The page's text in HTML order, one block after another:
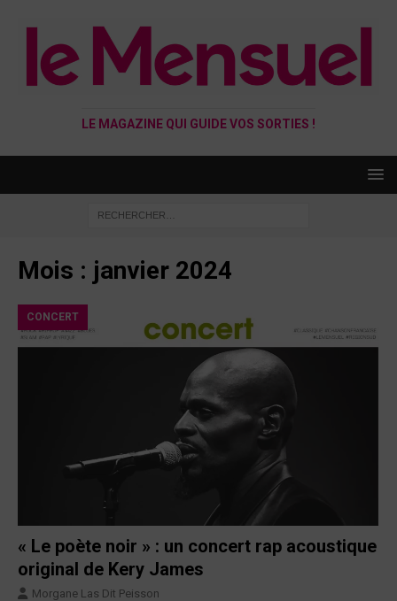
LE MAGAZINE QUI GUIDE VOS SORTIES !
Mois : janvier 2024
CONCERT
« Le poète noir » : un concert rap acoustique
original de Kery James
Morgane Las Dit Peisson